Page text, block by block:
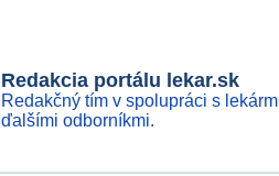
Redakcia portálu lekar.sk
Redakčný tím v spolupráci s
ďalšími odborníkmi.